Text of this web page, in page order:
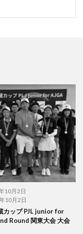
10月2日
10月2日
カップ PJL junior for
Round 関東大会 大会